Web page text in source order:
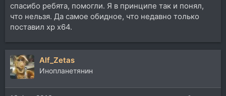
спасибо ребята, помогли. Я в принципе так и понял,
что нельзя. Да самое обидное, что недавно только
поставил xp x64.
Alf_Zetas
Инопланетянин